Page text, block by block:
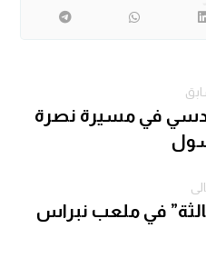
في مسيرة نصرة
في ملعب نبراس